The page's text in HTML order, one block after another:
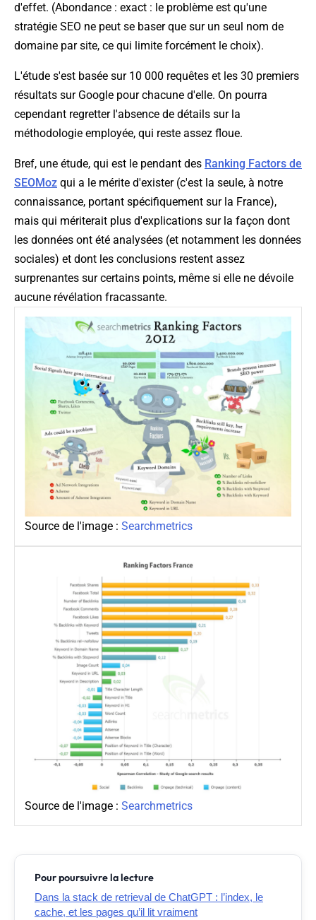
d'effet. (Abondance : exact : le problème est qu'une
stratégie SEO ne peut se baser que sur un seul nom de
domaine par site, ce qui limite forcément le choix).
L'étude s'est basée sur 10 000 requêtes et les 30 premiers
résultats sur Google pour chacune d'elle. On pourra
cependant regretter l'absence de détails sur la
méthodologie employée, qui reste assez floue.
Bref, une étude, qui est le pendant des Ranking Factors de
SEOMoz qui a le mérite d'exister (c'est la seule, à notre
connaissance, portant spécifiquement sur la France),
mais qui mériterait plus d'explications sur la façon dont
les données ont été analysées (et notamment les données
sociales) et dont les conclusions restent assez
surprenantes sur certains points, même si elle ne dévoile
aucune révélation fracassante.
Source de l'image : Searchmetrics
Source de l'image : Searchmetrics
Pour poursuivre la lecture
Dans la stack de retrieval de ChatGPT : l’index, le
cache, et les pages qu’il lit vraiment